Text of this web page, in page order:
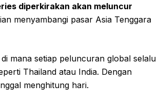
diperkirakan akan meluncur
menyambangi pasar Asia Tenggara
mana setiap peluncuran global selalu
Thailand atau India. Dengan
menghitung hari.